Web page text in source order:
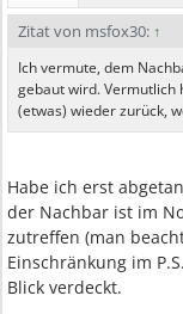
Zitat von msfox30: ↑
Ich vermute, dem
gebaut wird. Vermutlich
(etwas) wieder zurück,
Habe ich erst
der Nachbar ist im
zutreffen (man
Einschränkung im
Blick verdeckt.